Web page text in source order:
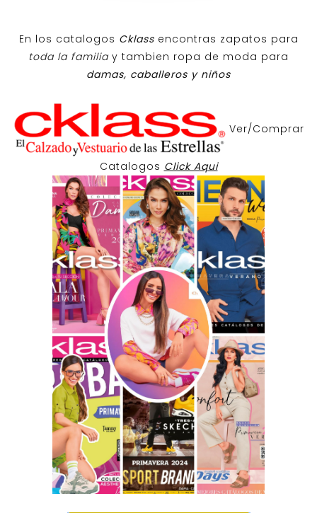
En los catalogos Cklass encontras zapatos para
toda la familiay tambien ropa de moda para
damas, caballeros y niños
Ver/Comprar
Catalogos Click Aqui